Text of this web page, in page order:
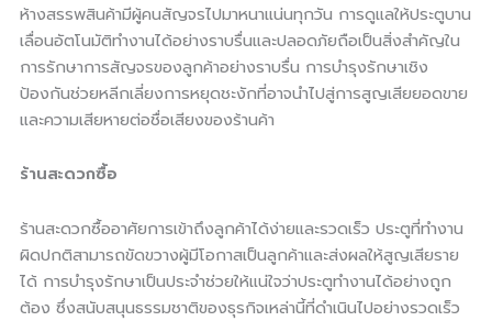
ห้างสรรพสินค้ามีผู้คนสัญจรไปมาหนาแน่นทุกวัน การดูแลให้ประตูบาน
เลื่อนอัตโนมัติทำงานได้อย่างราบรื่นและปลอดภัยถือเป็นสิ่งสำคัญใน
การรักษาการสัญจรของลูกค้าอย่างราบรื่น การบำรุงรักษาเชิง
ป้องกันช่วยหลีกเลี่ยงการหยุดชะงักที่อาจนำไปสู่การสูญเสียยอดขาย
และความเสียหายต่อชื่อเสียงของร้านค้า
ร้านสะดวกซื้อ
ร้านสะดวกซื้ออาศัยการเข้าถึงลูกค้าได้ง่ายและรวดเร็ว ประตูที่ทำงาน
ผิดปกติสามารถขัดขวางผู้มีโอกาสเป็นลูกค้าและส่งผลให้สูญเสียราย
ได้ การบำรุงรักษาเป็นประจำช่วยให้แน่ใจว่าประตูทำงานได้อย่างถูก
ต้อง ซึ่งสนับสนุนธรรมชาติของธุรกิจเหล่านี้ที่ดำเนินไปอย่างรวดเร็ว